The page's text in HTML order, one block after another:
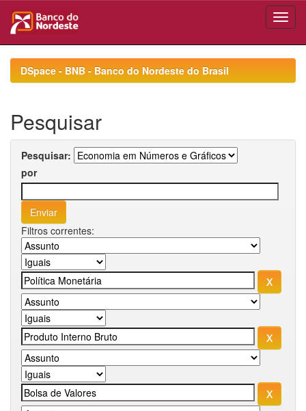
navigationDSpace - BNB - Banco do Nordeste do Brasil
Pesquisar
Pesquisar:
por
Filtros correntes: